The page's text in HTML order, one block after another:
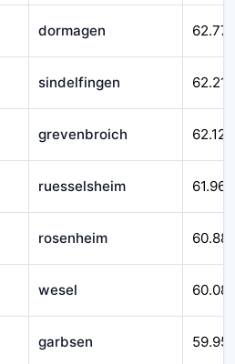
dormagen
sindelfingen 62.215
grevenbroich 62.124
ruesselsheim 61.967
rosenheim
wesel
garbsen